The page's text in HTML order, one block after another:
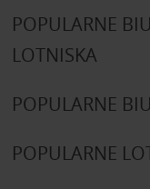
POPULARNE
LOTNISKA
POPULARNE
POPULARNE